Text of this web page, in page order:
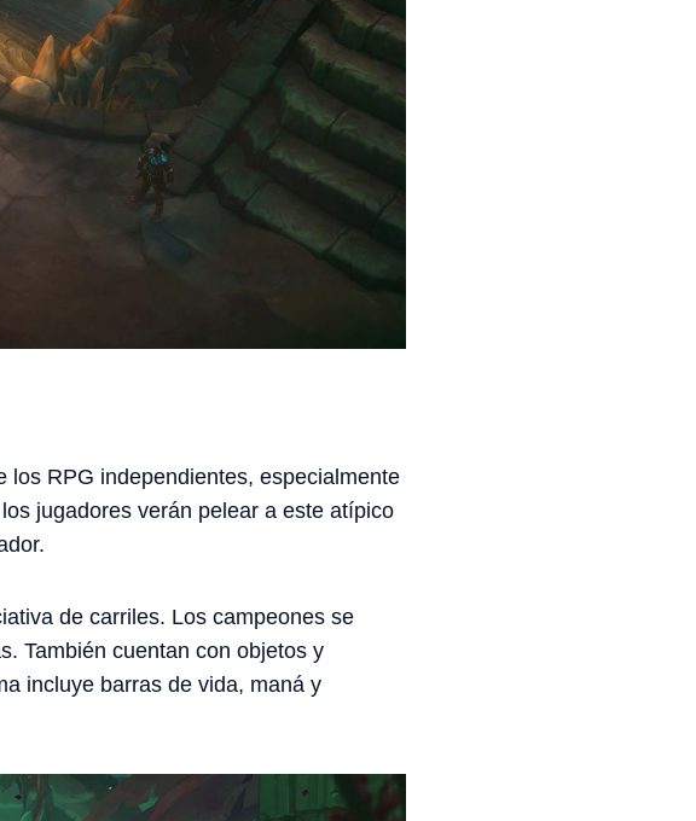
los RPG independientes, especialmente
jugadores verán pelear a este atípico
de carriles. Los campeones se
También cuentan con objetos y
incluye barras de vida, maná y